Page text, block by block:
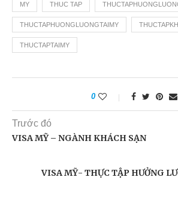
MY THUC TAP
THUCTAPHUONGLUONGTAIMY
THUCTAPTAIMY
0
Trước đó
VISA MỸ – NGÀNH KHÁCH SẠN
VISA MỸ- THỰC TẬP HƯỞNG